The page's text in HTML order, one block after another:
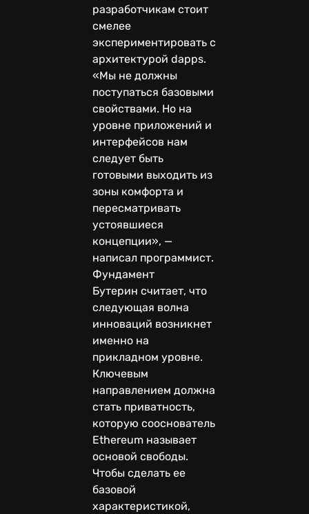
разработчикам стоит
смелее
экспериментировать с
архитектурой dapps.
«Мы не должны
поступаться базовыми
свойствами. Но на
уровне приложений и
интерфейсов нам
следует быть
готовыми выходить из
зоны комфорта и
пересматривать
устоявшиеся
концепции», —
написал программист.
Фундамент
Бутерин считает, что
следующая волна
инноваций возникнет
именно на
прикладном уровне.
Ключевым
направлением должна
стать приватность,
которую сооснователь
Ethereum называет
основой свободы.
Чтобы сделать ее
базовой
характеристикой,